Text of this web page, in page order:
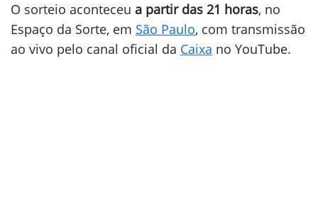
O sorteio aconteceu a partir das 21 horas, no
Espaço da Sorte, em São Paulo, com transmissão
ao vivo pelo canal oficial da Caixa no YouTube.